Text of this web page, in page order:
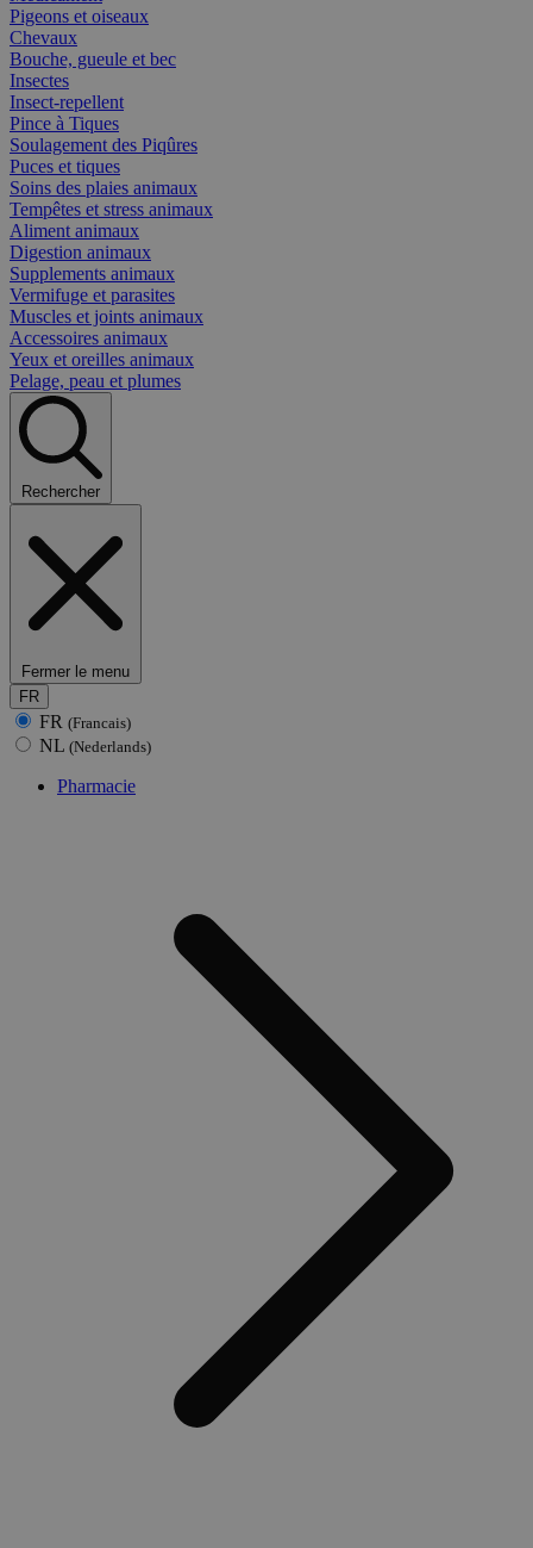
Pigeons et oiseaux
Chevaux
Bouche, gueule et bec
Insectes
Insect-repellent
Pince à Tiques
Soulagement des Piqûres
Puces et tiques
Soins des plaies animaux
Tempêtes et stress animaux
Aliment animaux
Digestion animaux
Supplements animaux
Vermifuge et parasites
Muscles et joints animaux
Accessoires animaux
Yeux et oreilles animaux
Pelage, peau et plumes
Rechercher
Fermer le menu
FR
FR (Francais)
NL (Nederlands)
Pharmacie